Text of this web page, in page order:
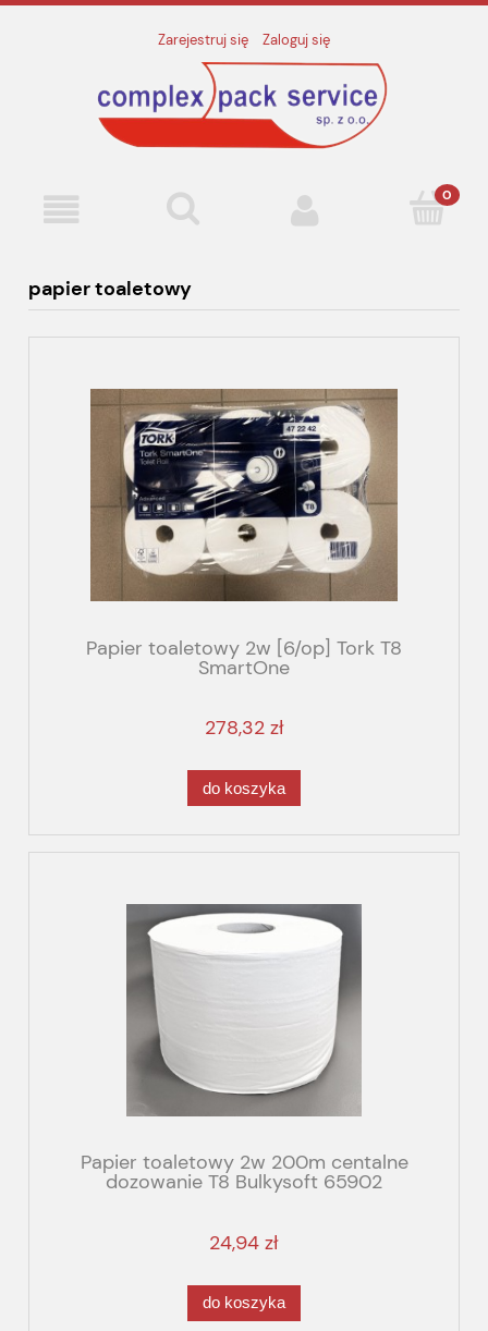
Zarejestruj się Zaloguj się
papier toaletowy
Papier toaletowy 2w [6/op] Tork T8
SmartOne
278,32 zł
do koszyka
Papier toaletowy 2w 200m centalne
dozowanie T8 Bulkysoft 65902
24,94 zł
do koszyka